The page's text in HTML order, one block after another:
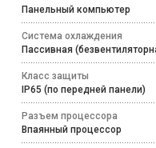
Панельный компьютер
Система охлаждения
Пассивная
Класс защиты
IP65 (по передней панели)
Разъем процессора
Впаянный процессор